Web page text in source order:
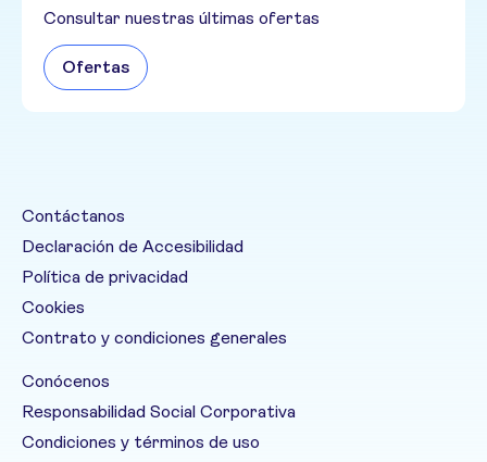
Consultar nuestras últimas ofertas
Ofertas
Contáctanos
Declaración de Accesibilidad
Política de privacidad
Cookies
Contrato y condiciones generales
Conócenos
Responsabilidad Social Corporativa
Condiciones y términos de uso